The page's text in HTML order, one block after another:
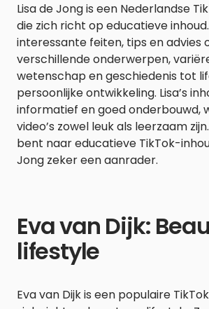
Lisa de Jong is een Nederlandse
die zich richt op educatieve
interessante feiten, tips en advies
verschillende onderwerpen,
wetenschap en geschiedenis tot
persoonlijke ontwikkeling. Lisa’s
informatief en goed onderbouwd,
video’s zowel leuk als leerzaam
bent naar educatieve TikTok-
Jong zeker een aanrader.
Eva van Dijk:
lifestyle
Eva van Dijk is een populaire